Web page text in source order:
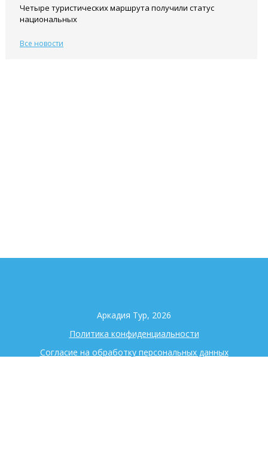
Четыре туристических маршрута получили статус
национальных
Все новости
Аркадия Тур, 2026
Политика конфиденциальности
Согласие на обработку персональных данных